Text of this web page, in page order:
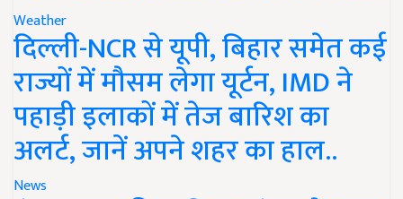
Weather
दिल्ली-NCR से यूपी, बिहार समेत कई
राज्यों में मौसम लेगा यूर्टन, IMD ने
पहाड़ी इलाकों में तेज बारिश का
अलर्ट, जानें अपने शहर का हाल..
News